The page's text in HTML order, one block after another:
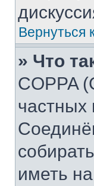
Вернуться
» Что
COPPA
частных
иметь